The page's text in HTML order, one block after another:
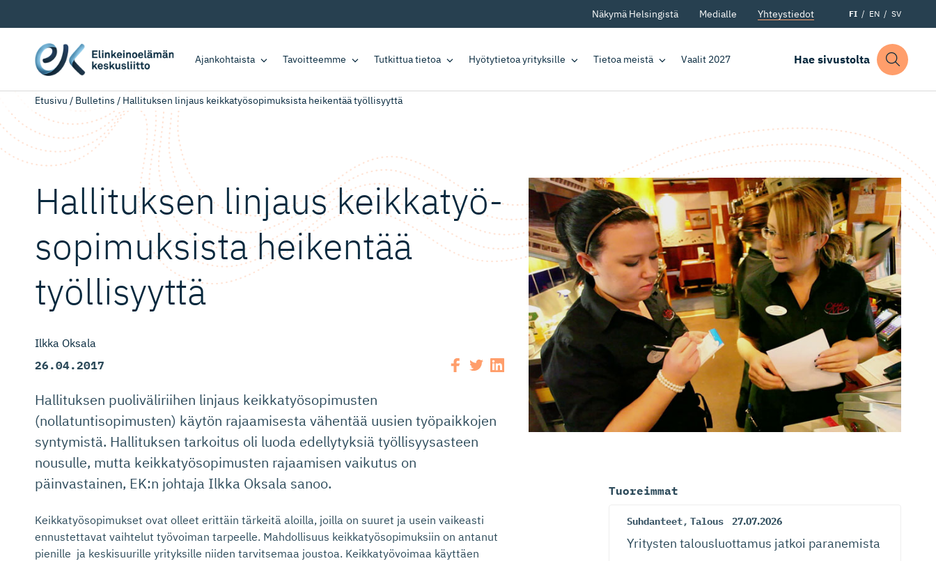
Näkymä Helsingistä Medialle Yhteystiedot FI EN SV
Ajankohtaista Tavoitteemme Tutkittua tietoa Hyötytietoa yrityksille Tietoa meistä Vaalit 2027 Hae sivustolta
Etusivu / Bulletins / Hallituksen linjaus keikkatyösopimuksista heikentää työllisyyttä
Hallituksen linjaus keikkatyö­
so­pi­muksista heikentää
työllisyyttä
Ilkka Oksala
26.04.2017
Hallituksen puoliväliriihen linjaus keikkatyösopimusten
(nollatuntisopimusten) käytön rajaamisesta vähentää uusien työpaikkojen
syntymistä. Hallituksen tarkoitus oli luoda edellytyksiä työllisyysasteen
nousulle, mutta keikkatyösopimusten rajaamisen vaikutus on
päinvastainen, EK:n johtaja Ilkka Oksala sanoo.
Keikkatyösopimukset ovat olleet erittäin tärkeitä aloilla, joilla on suuret ja usein vaikeasti
ennustettavat vaihtelut työvoiman tarpeelle. Mahdollisuus keikkatyösopimuksiin on antanut
pienille ja keskisuurille yrityksille niiden tarvitsemaa joustoa. Keikkatyövoimaa käyttäen
Tuoreimmat
Suhdanteet, Talous 27.07.2026
Yritysten talousluottamus jatkoi paranemista